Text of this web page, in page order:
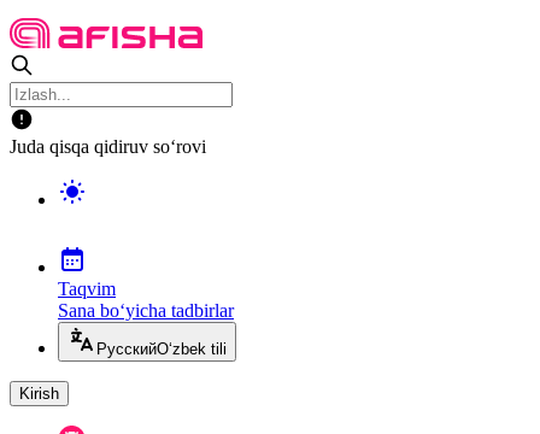
Juda qisqa qidiruv so‘rovi
Taqvim
Sana bo‘yicha tadbirlar
РусскийO‘zbek tili
Kirish